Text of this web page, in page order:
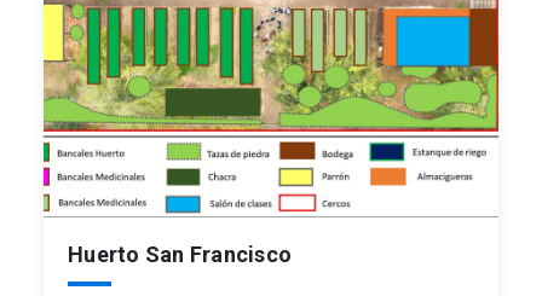
Huerto San Francisco